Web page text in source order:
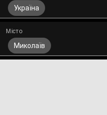
Україна
Місто
Миколаїв